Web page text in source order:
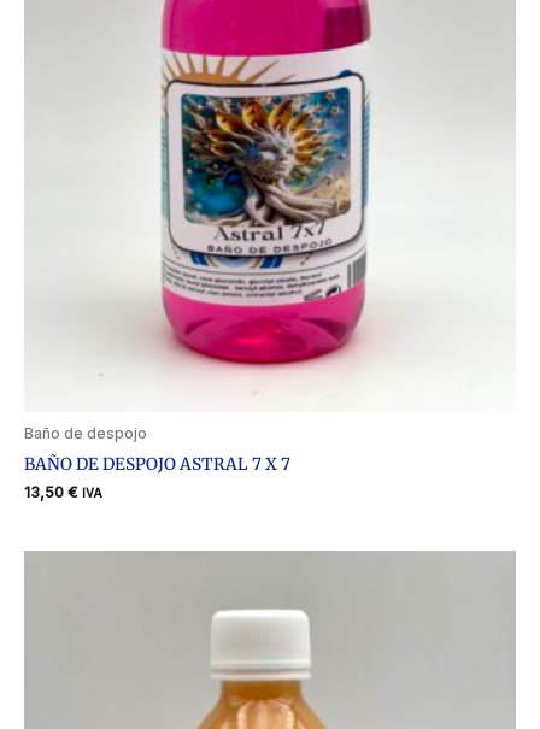
Baño de despojo
BAÑO DE DESPOJO ASTRAL 7 X 7
13,50 € IVA